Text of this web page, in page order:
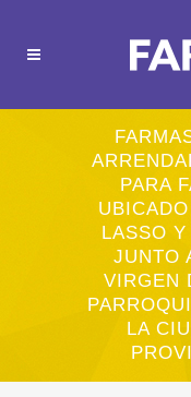
PARA
LASSO
JUNTO
VIRGEN
LA